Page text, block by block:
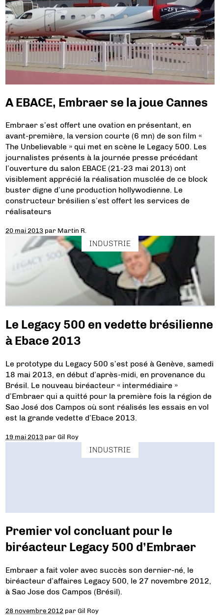
A EBACE, Embraer se la joue Cannes
Embraer s’est offert une ovation en présentant, en
avant-première, la version courte (6 mn) de son film «
The Unbelievable » qui met en scène le Legacy 500. Les
journalistes présents à la journée presse précédant
l’ouverture du salon EBACE (21-23 mai 2013) ont
visiblement apprécié la réalisation musclée de ce block
buster digne d’une production hollywodienne. Le
constructeur brésilien s’est offert les services de
réalisateurs
20 mai 2013 par Martin R.
INDUSTRIE
Le Legacy 500 en vedette brésilienne
à Ebace 2013
Le prototype du Legacy 500 s’est posé à Genève, samedi
18 mai 2013, en début d’après-midi, en provenance du
Brésil. Le nouveau biréacteur « intermédiaire »
d’Embraer qui a quitté pour la première fois la région de
Sao José dos Campos où sont réalisés les essais en vol
est la grande vedette d’Ebace 2013.
19 mai 2013 parGil Roy
INDUSTRIE
Premier vol concluant pour le
biréacteur Legacy 500 d’Embraer
Embraer a fait voler avec succès son dernier-né, le
biréacteur d’affaires Legacy 500, le 27 novembre 2012,
à Sao Jose dos Campos (Brésil).
28 novembre 2012 parGil Roy